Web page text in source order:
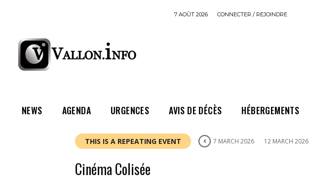
7 AOÛT 2026 CONNECTER / REJOINDRE
NEWS AGENDA URGENCES AVIS DE DÉCÈS HÉBERGEMENTS
THIS IS A REPEATING EVENT 7 MARCH 2026 12 MARCH 2026
Cinéma Colisée